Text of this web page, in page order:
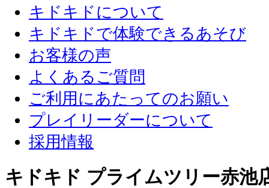
キドキドについて
キドキドで体験できるあそび
お客様の声
よくあるご質問
ご利用にあたってのお願い
プレイリーダーについて
採用情報
キドキド プライムツリー赤